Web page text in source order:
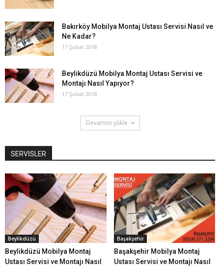
Bakırköy Mobilya Montaj Ustası Servisi Nasıl ve
Ne Kadar?
17 Şubat 2018
Beylikdüzü Mobilya Montaj Ustası Servisi ve
Montajı Nasıl Yapıyor?
17 Şubat 2018
Devamını yükle
SERVİSLER
Beylikdüzü
Beylikdüzü Mobilya Montaj
Ustası Servisi ve Montajı Nasıl
Başakşehir
Başakşehir Mobilya Montaj
Ustası Servisi ve Montajı Nasıl